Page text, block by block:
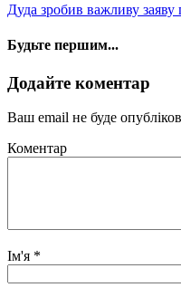
Дуда зробив важливу
Будьте першим...
Додайте коментар
Ваш email не буде
Коментар
Ім'я *